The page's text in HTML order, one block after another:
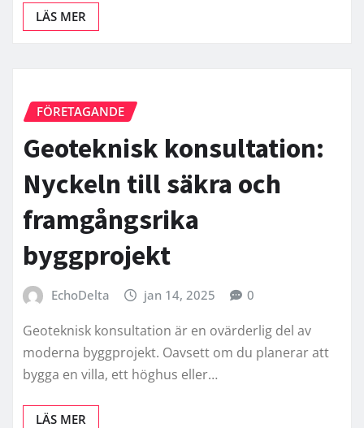
LÄS MER
FÖRETAGANDE
Geoteknisk konsultation:
Nyckeln till säkra och
framgångsrika
byggprojekt
EchoDelta jan 14, 2025 0
Geoteknisk konsultation är en ovärderlig del av
moderna byggprojekt. Oavsett om du planerar att
bygga en villa, ett höghus eller…
LÄS MER